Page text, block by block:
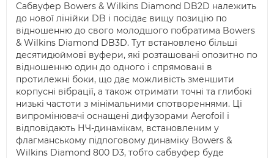
Сабвуфер Bowers & Wilkins Diamond DB2D належить
до нової лінійки DB і посідає вищу позицію по
відношенню до свого молодшого побратима Bowers
& Wilkins Diamond DB3D. Тут встановлено більші
десятидюймові вуфери, які розташовані опозитно по
відношенню один до одного і спрямовані в
протилежні боки, що дає можливість зменшити
корпусні вібрації, а також отримати точні та глибокі
низькі частоти з мінімальними спотвореннями. Ці
випромінювачі оснащені дифузорами Aerofoil і
відповідають НЧ-динамікам, встановленим у
флагманському підлоговому динаміку Bowers &
Wilkins Diamond 800 D3, тобто сабвуфер буде